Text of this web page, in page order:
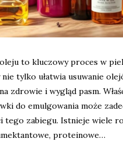
to kluczowy proces w
tylko ułatwia usuwanie
zdrowie i wygląd pasm.
do emulgowania może
tego zabiegu. Istnieje wiele
proteinowe…